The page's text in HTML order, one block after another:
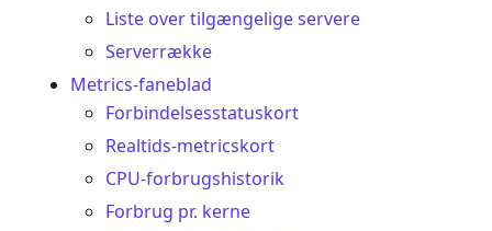
Liste over tilgængelige servere
Serverrække
Metrics-faneblad
Forbindelsesstatuskort
Realtids-metricskort
CPU-forbrugshistorik
Forbrug pr. kerne